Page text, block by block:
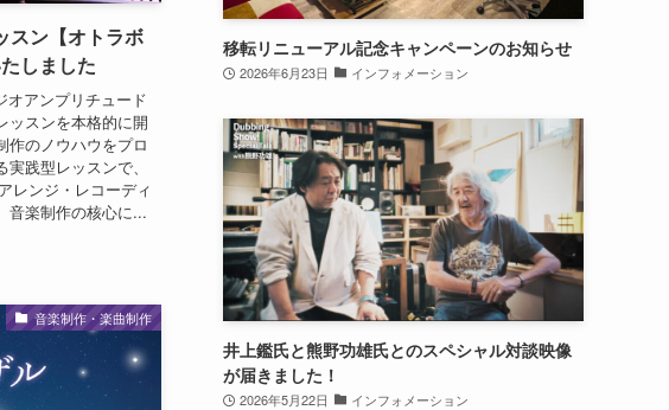
スン【オトラボ
しました
オアンプリチュード
ッスンを本格的に開
作のノウハウをプロ
践型レッスンで、
レンジ・レコーディ
音楽制作の核心に...
音楽制作・楽曲制作
移転リニューアル記念キャンペーンのお知らせ
2026年6月23日 インフォメーション
井上鑑氏と熊野功雄氏とのスペシャル対談映像
が届きました！
2026年5月22日 インフォメーション